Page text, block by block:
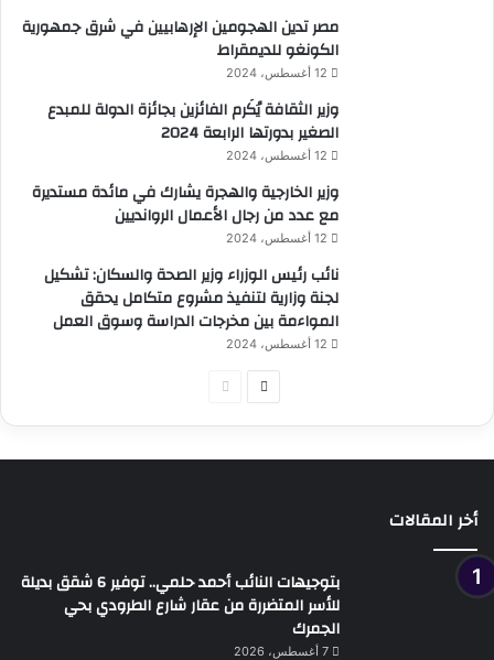
مصر تدين الهجومين الإرهابيين في شرق جمهورية
الكونغو للديمقراط
12 أغسطس، 2024
وزير الثقافة يُكَرم الفائزين بجائزة الدولة للمبدع
الصغير بدورتها الرابعة 2024
12 أغسطس، 2024
وزير الخارجية والهجرة يشارك في مائدة مستديرة
مع عدد من رجال الأعمال الروانديين
12 أغسطس، 2024
نائب رئيس الوزراء وزير الصحة والسكان: تشكيل
لجنة وزارية لتنفيذ مشروع متكامل يحقق
المواءمة بين مخرجات الدراسة وسوق العمل
12 أغسطس، 2024
الصفحة
أخر المقالات
بتوجيهات النائب أحمد حلمي.. توفير 6 شقق بديلة
للأسر المتضررة من عقار شارع الطرودي بحي
الجمرك
7 أغسطس، 2026